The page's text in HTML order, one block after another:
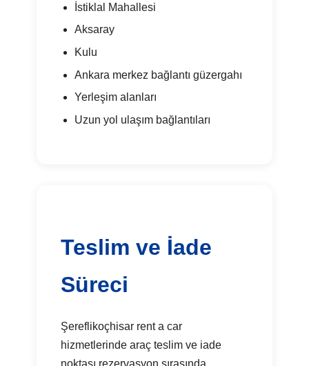
İstiklal Mahallesi
Aksaray
Kulu
Ankara merkez bağlantı güzergahı
Yerleşim alanları
Uzun yol ulaşım bağlantıları
Teslim ve İade
Süreci
Şereflikoçhisar rent a car
hizmetlerinde araç teslim ve iade
noktası rezervasyon sırasında